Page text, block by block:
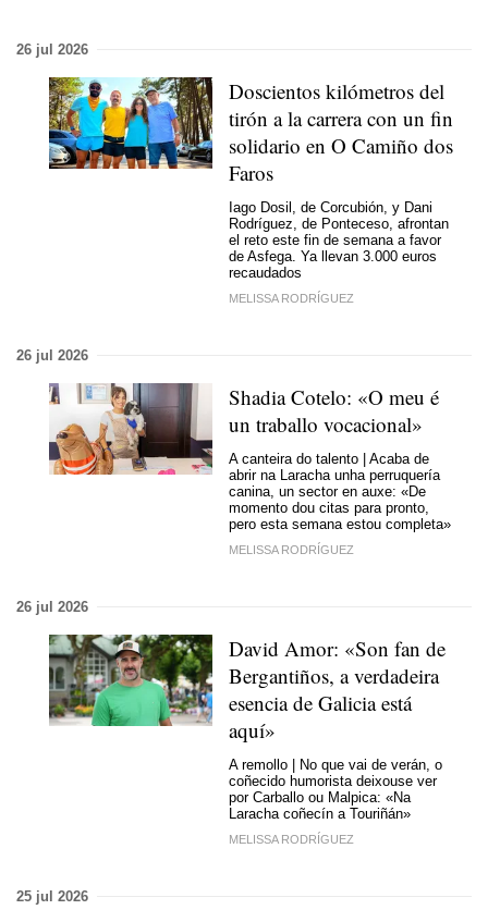
26 jul 2026
Doscientos kilómetros del
tirón a la carrera con un fin
solidario en O Camiño dos
Faros
Iago Dosil, de Corcubión, y Dani
Rodríguez, de Ponteceso, afrontan
el reto este fin de semana a favor
de Asfega. Ya llevan 3.000 euros
recaudados
MELISSA RODRÍGUEZ
26 jul 2026
Shadia Cotelo: «O meu é
un traballo vocacional»
A canteira do talento | Acaba de
abrir na Laracha unha perruquería
canina, un sector en auxe: «De
momento dou citas para pronto,
pero esta semana estou completa»
MELISSA RODRÍGUEZ
26 jul 2026
David Amor: «Son fan de
Bergantiños, a verdadeira
esencia de Galicia está
aquí»
A remollo | No que vai de verán, o
coñecido humorista deixouse ver
por Carballo ou Malpica: «Na
Laracha coñecín a Touriñán»
MELISSA RODRÍGUEZ
25 jul 2026